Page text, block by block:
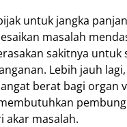
untuk jangka
masalah
sakitnya
Lebih jauh
berat bagi
akar masalah.